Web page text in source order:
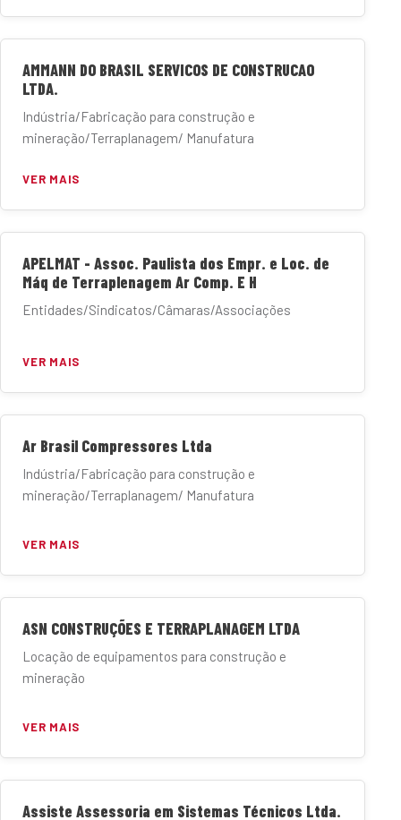
AMMANN DO BRASIL SERVICOS DE CONSTRUCAO
LTDA.
Indústria/Fabricação para construção e
mineração/Terraplanagem/ Manufatura
VER MAIS
APELMAT - Assoc. Paulista dos Empr. e Loc. de
Máq de Terraplenagem Ar Comp. E H
Entidades/Sindicatos/Câmaras/Associações
VER MAIS
Ar Brasil Compressores Ltda
Indústria/Fabricação para construção e
mineração/Terraplanagem/ Manufatura
VER MAIS
ASN CONSTRUÇÕES E TERRAPLANAGEM LTDA
Locação de equipamentos para construção e
mineração
VER MAIS
Assiste Assessoria em Sistemas Técnicos Ltda.